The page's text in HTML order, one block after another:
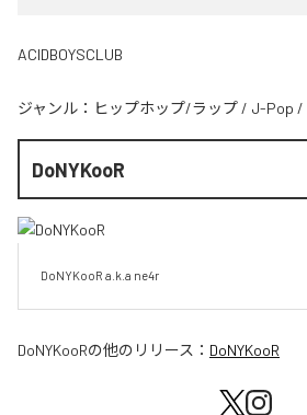
ACIDBOYSCLUB
ジャンル： ヒップホップ/ラップ / J-Pop /
DoNYKooR
DoNYKooR a.k.a ne4r
DoNYKooRの他のリリース： DoNYKooR